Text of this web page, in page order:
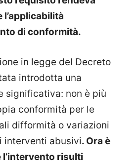
di conformità.
in legge del Decreto
introdotta una
significativa: non è più
conformità per le
difformità o variazioni
interventi abusivi. Ora è
risulti